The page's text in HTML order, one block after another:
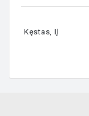
Kęstas, IĮ